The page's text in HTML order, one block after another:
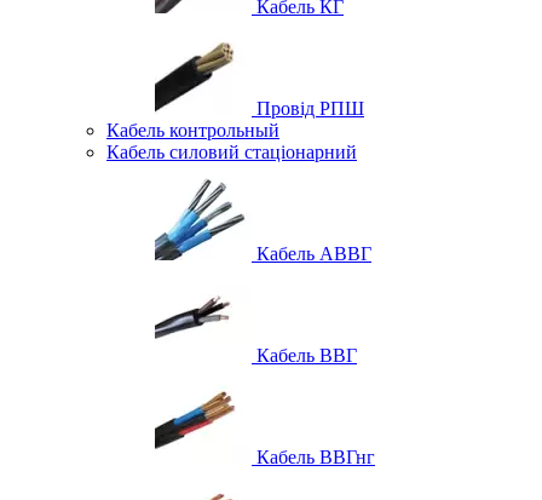
Кабель КГ
Провід РПШ
Кабель контрольный
Кабель силовий стаціонарний
Кабель АВВГ
Кабель ВВГ
Кабель ВВГнг